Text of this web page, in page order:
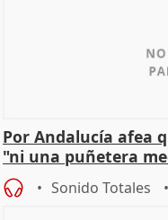
Por Andalucía afea
"ni una puñetera
machista
Sonido Totales